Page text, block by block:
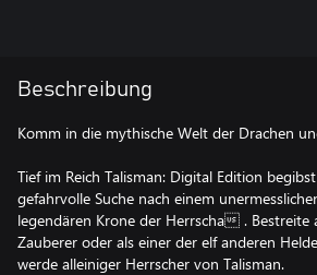
Beschreibung
Komm in die mythische Welt der Drachen
Tief im Reich Talisman: Digital Edition
gefahrvolle Suche nach einem
legendären Krone der Herrscha . Bestreite
Zauberer oder als einer der elf anderen
werde alleiniger Herrscher von Talisman.